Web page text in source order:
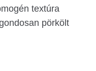
textúra
pörkölt